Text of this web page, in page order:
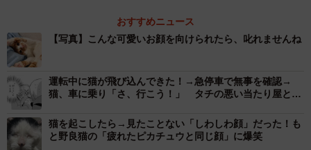
おすすめニュース
【写真】こんな可愛いお顔を向けられたら、叱れませんね
運転中に猫が飛び込んできた！→急停車で無事を確認→
猫、車に乗り「さ、行こう！」 タチの悪い当たり屋との
猫を起こしたら→見たことない「しわしわ顔」だった！も
と野良猫の「疲れたピカチュウと同じ顔」に爆笑